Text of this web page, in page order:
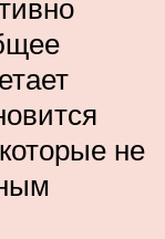
не